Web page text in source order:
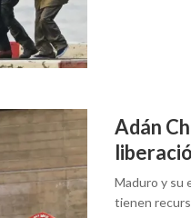
Adán
Maduro y su
tienen